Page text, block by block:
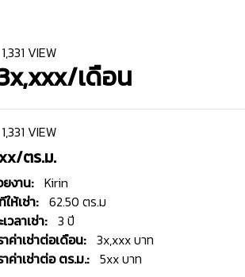
1,331 VIEW
เดือน
1,331 VIEW
ตร.ม.
งาน: Kirin
ห้เช่า: 62.50 ตร.ม
เวลาเช่า: 3 ปี
ค่าเช่าต่อเดือน: 3x,xxx บาท
ค่าเช่าต่อ ตร.ม.: 5xx บาท